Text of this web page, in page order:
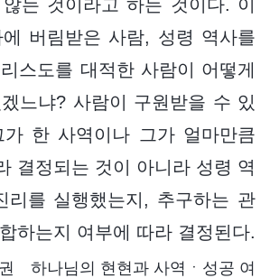
는 것이라고 하는 것이다. 이
버림받은 사람, 성령 역사를
스도를 대적한 사람이 어떻게
느냐? 사람이 구원받을 수 있
한 사역이나 그가 얼마만큼
결정되는 것이 아니라 성령 역
리를 실행했는지, 추구하는 관
하는지 여부에 따라 결정된다.
하나님의 현현과 사역ㆍ성공 여